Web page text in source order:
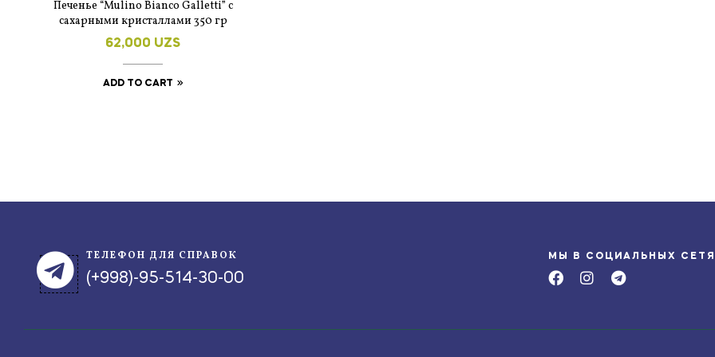
Печенье “Mulino Bianco Galletti” с
сахарными кристаллами 350 гр
62,000 UZS
ADD TO CART
ТЕЛЕФОН ДЛЯ СПРАВОК
(+998)-95-514-30-00
МЫ В СОЦИАЛЬНЫХ